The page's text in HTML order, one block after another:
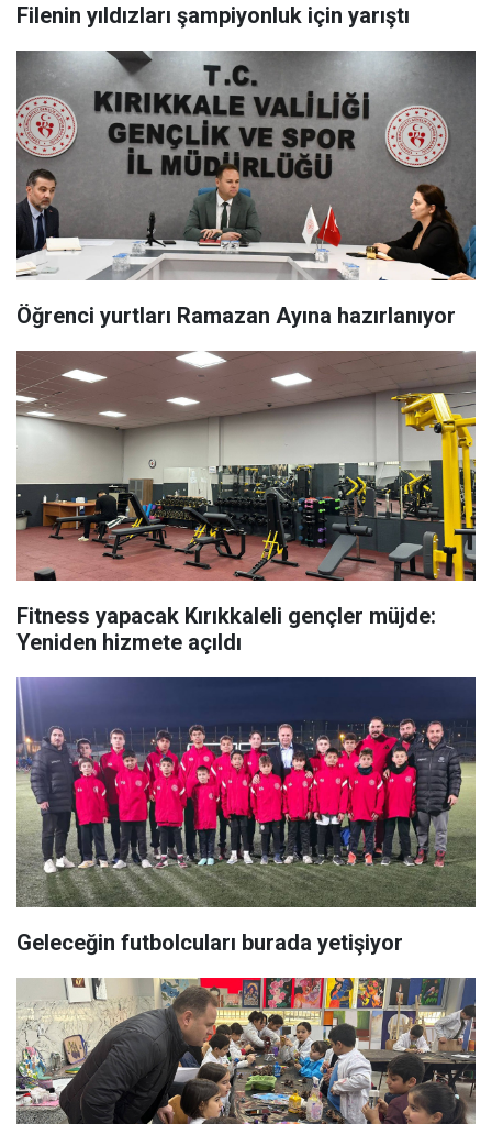
Filenin yıldızları şampiyonluk için yarıştı
Öğrenci yurtları Ramazan Ayına hazırlanıyor
Fitness yapacak Kırıkkaleli gençler müjde:
Yeniden hizmete açıldı
Geleceğin futbolcuları burada yetişiyor